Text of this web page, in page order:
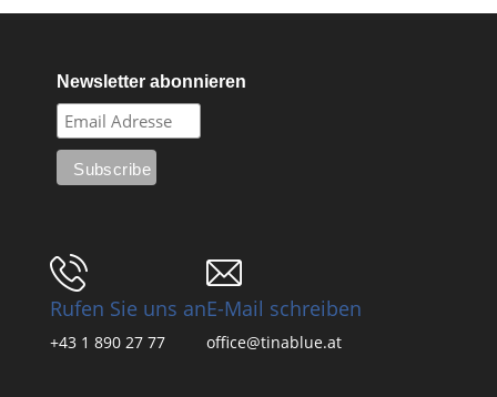
Newsletter abonnieren
Rufen Sie uns an
+43 1 890 27 77
E-Mail schreiben
office@tinablue.at